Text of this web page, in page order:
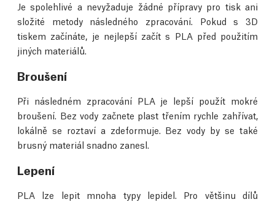
Je spolehlivé a nevyžaduje žádné přípravy pro tisk ani
složité metody následného zpracování. Pokud s 3D
tiskem začínáte, je nejlepší začít s PLA před použitím
jiných materiálů.
Broušení
Při následném zpracování PLA je lepší použít mokré
broušení. Bez vody začnete plast třením rychle zahřívat,
lokálně se roztaví a zdeformuje. Bez vody by se také
brusný materiál snadno zanesl.
Lepení
PLA lze lepit mnoha typy lepidel. Pro většinu dílů